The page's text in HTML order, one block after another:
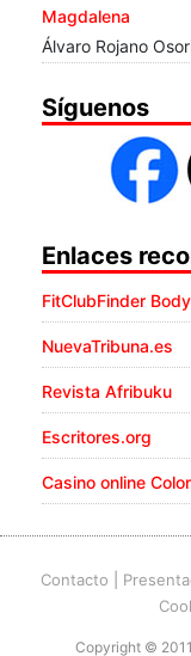
Magdalena
Álvaro Rojano
Síguenos
Enlaces
FitClubFinder
NuevaTribuna.es
Revista Afribuku
Escritores.org
Casino online
Contacto
Copyright ©